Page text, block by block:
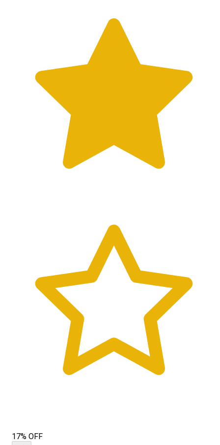
17% OFF